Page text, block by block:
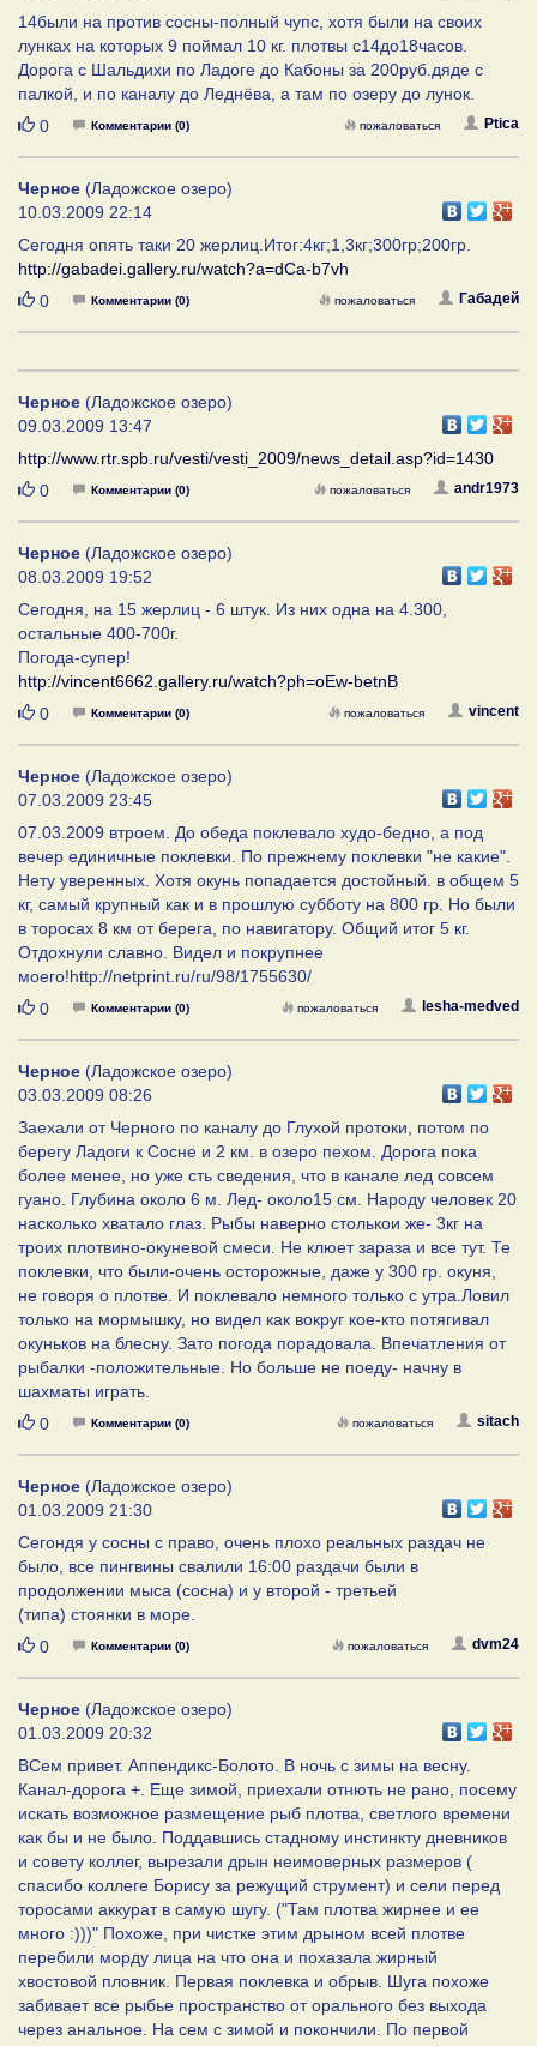
14были на против сосны-полный чупс, хотя были на своих
лунках на которых 9 поймал 10 кг. плотвы с14до18часов.
Дорога с Шальдихи по Ладоге до Кабоны за 200руб.дяде с
палкой, и по каналу до Леднёва, а там по озеру до лунок.
Нравится
0 Комментарии (0) Ptica
пожаловаться
Черное (Ладожское озеро)
10.03.2009 22:14
Сегодня опять таки 20 жерлиц.Итог:4кг;1,3кг;300гр;200гр.
http://gabadei.gallery.ru/watch?a=dCa-b7vh
Нравится
0 Комментарии (0) Габадей
пожаловаться
Черное (Ладожское озеро)
09.03.2009 13:47
http://www.rtr.spb.ru/vesti/vesti_2009/news_detail.asp?id=1430
Нравится
0 Комментарии (0) andr1973
пожаловаться
Черное (Ладожское озеро)
08.03.2009 19:52
Сегодня, на 15 жерлиц - 6 штук. Из них одна на 4.300,
остальные 400-700г.
Погода-супер!
http://vincent6662.gallery.ru/watch?ph=oEw-betnB
Нравится
0 Комментарии (0) vincent
пожаловаться
Черное (Ладожское озеро)
07.03.2009 23:45
07.03.2009 втроем. До обеда поклевало худо-бедно, а под
вечер единичные поклевки. По прежнему поклевки "не какие".
Нету уверенных. Хотя окунь попадается достойный. в общем 5
кг, самый крупный как и в прошлую субботу на 800 гр. Но были
в торосах 8 км от берега, по навигатору. Общий итог 5 кг.
Отдохнули славно. Видел и покрупнее
моего!http://netprint.ru/ru/98/1755630/
Нравится
0 Комментарии (0) lesha-medved
пожаловаться
Черное (Ладожское озеро)
03.03.2009 08:26
Заехали от Черного по каналу до Глухой протоки, потом по
берегу Ладоги к Сосне и 2 км. в озеро пехом. Дорога пока
более менее, но уже сть сведения, что в канале лед совсем
гуано. Глубина около 6 м. Лед- около15 см. Народу человек 20
насколько хватало глаз. Рыбы наверно столькои же- 3кг на
троих плотвино-окуневой смеси. Не клюет зараза и все тут. Те
поклевки, что были-очень осторожные, даже у 300 гр. окуня,
не говоря о плотве. И поклевало немного только с утра.Ловил
только на мормышку, но видел как вокруг кое-кто потягивал
окуньков на блесну. Зато погода порадовала. Впечатления от
рыбалки -положительные. Но больше не поеду- начну в
шахматы играть.
Нравится
0 Комментарии (0) sitach
пожаловаться
Черное (Ладожское озеро)
01.03.2009 21:30
Сегондя у сосны с право, очень плохо реальных раздач не
было, все пингвины свалили 16:00 раздачи были в
продолжении мыса (сосна) и у второй - третьей
(типа) стоянки в море.
Нравится
0 Комментарии (0) dvm24
пожаловаться
Черное (Ладожское озеро)
01.03.2009 20:32
ВСем привет. Аппендикс-Болото. В ночь с зимы на весну.
Канал-дорога +. Еще зимой, приехали отнють не рано, посему
искать возможное размещение рыб плотва, светлого времени
как бы и не было. Поддавшись стадному инстинкту дневников
и совету коллег, вырезали дрын неимоверных размеров (
спасибо коллеге Борису за режущий струмент) и сели перед
торосами аккурат в самую шугу. ("Там плотва жирнее и ее
много :)))" Похоже, при чистке этим дрыном всей плотве
перебили морду лица на что она и похазала жирный
хвостовой пловник. Первая поклевка и обрыв. Шуга похоже
забивает все рыбье пространство от орального без выхода
через анальное. На сем с зимой и покончили. По первой